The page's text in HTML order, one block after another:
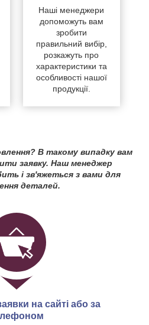
Наші менеджери
допоможуть вам
зробити
правильний вибір,
розкажуть про
характеристики та
особливості нашої
продукції.
В такому випадку вам
заявку. Наш менеджер
і зв'яжеться з вами для
деталей.
на сайті або за